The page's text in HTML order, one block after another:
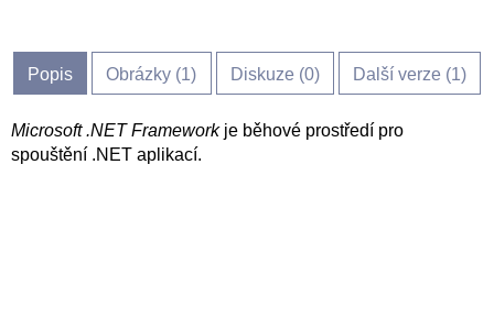
Popis Obrázky (1) Diskuze (0) Další verze (1)
Microsoft .NET Frameworkje běhové prostředí pro
spouštění .NET aplikací.